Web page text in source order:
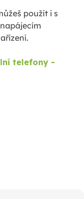
použít i s
napájecím
telefony -